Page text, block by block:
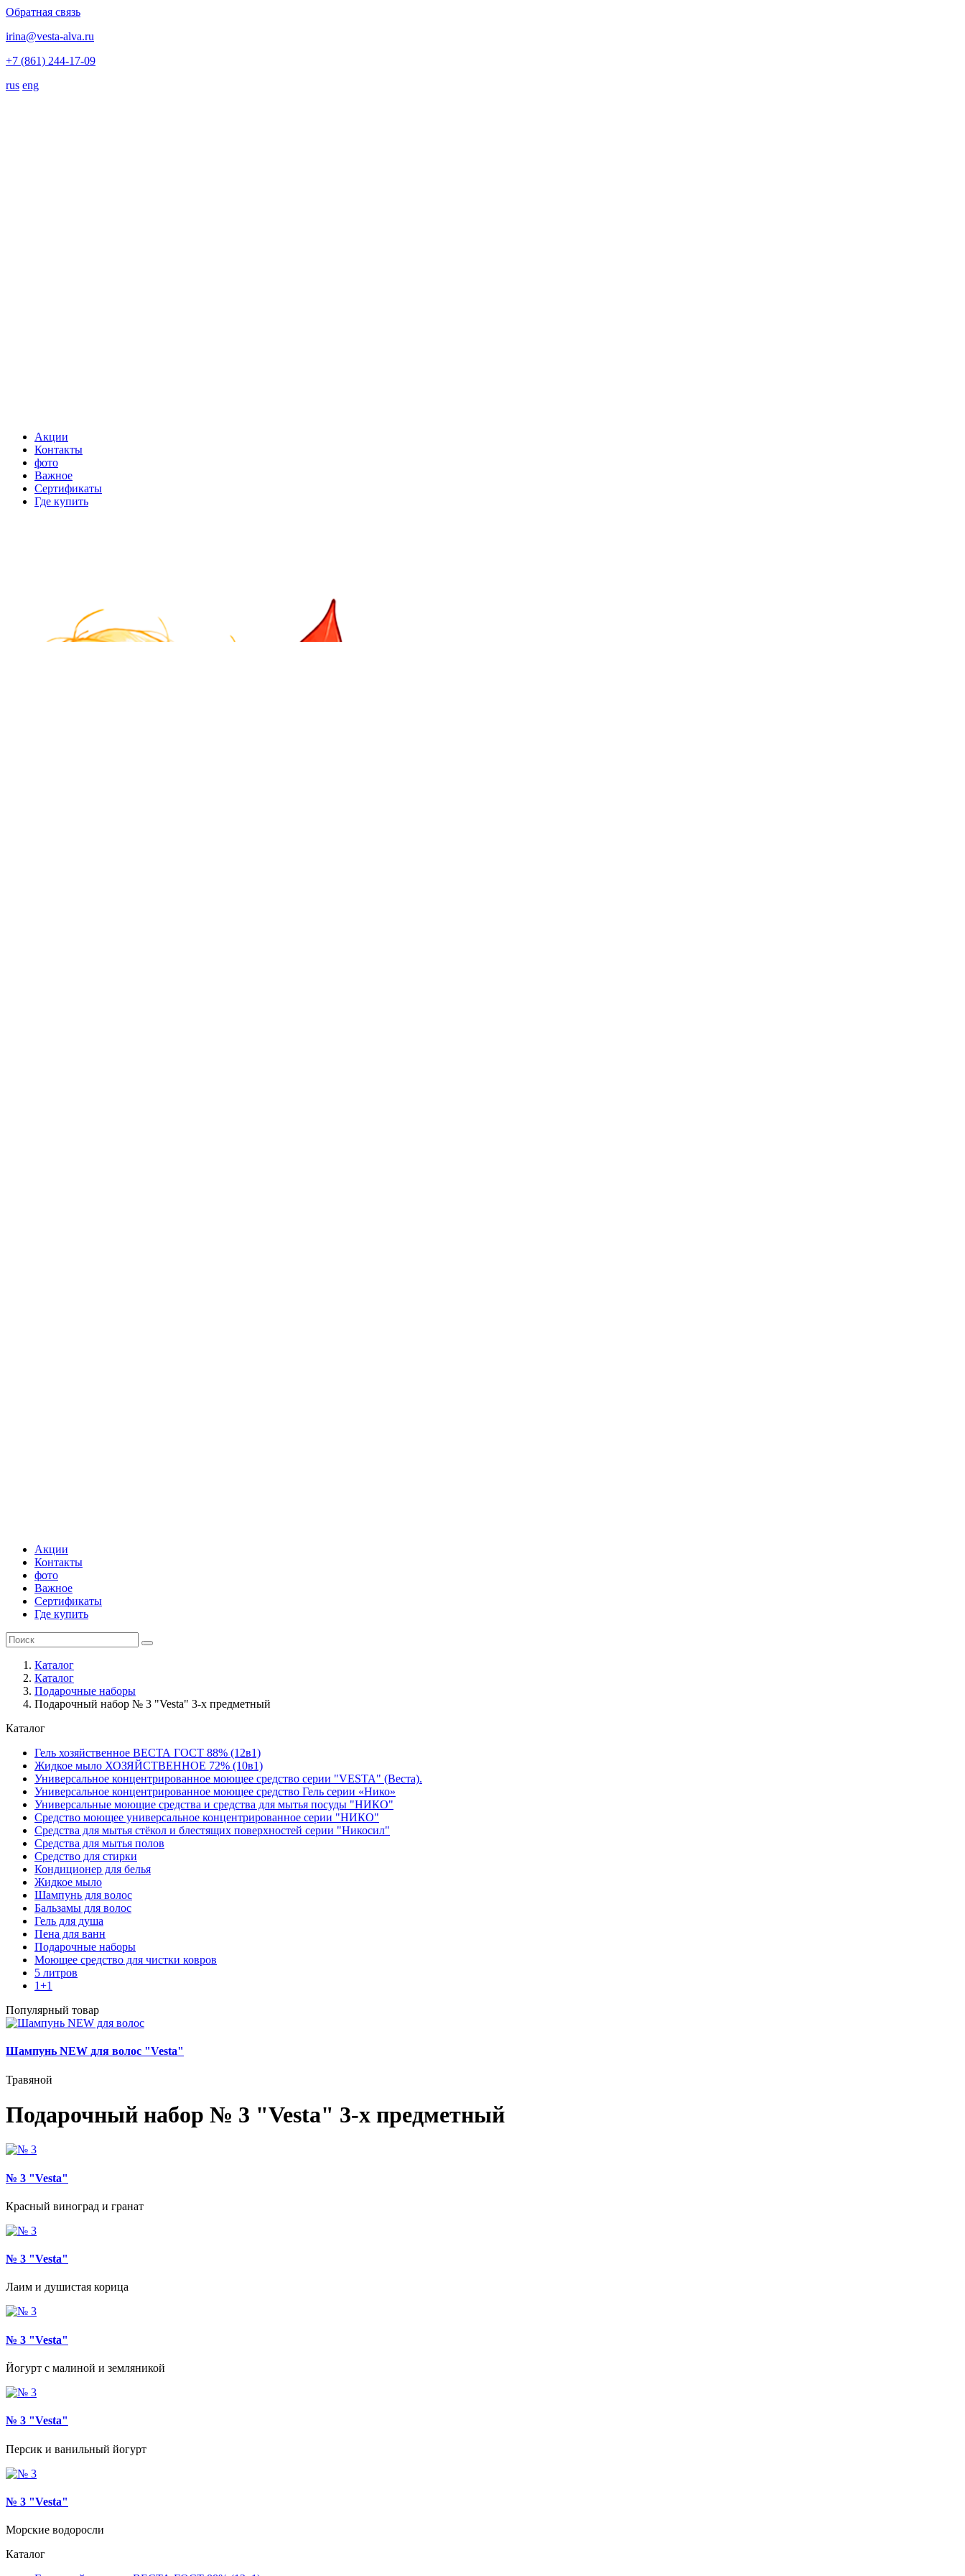
Обратная связь
irina@vesta-alva.ru
+7 (861) 244-17-09
rus eng
Акции
Контакты
фото
Важное
Сертификаты
Где купить
Акции
Контакты
фото
Важное
Сертификаты
Где купить
Каталог
Каталог
Подарочные наборы
Подарочный набор № 3 "Vesta" 3-х предметный
Каталог
Гель хозяйственное ВЕСТА ГОСТ 88% (12в1)
Жидкое мыло ХОЗЯЙСТВЕННОЕ 72% (10в1)
Универсальное концентрированное моющее средство серии "VESTA" (Веста).
Универсальное концентрированное моющее средство Гель серии «Нико»
Универсальные моющие средства и средства для мытья посуды "НИКО"
Средство моющее универсальное концентрированное серии "НИКО"
Средства для мытья стёкол и блестящих поверхностей серии "Никосил"
Средства для мытья полов
Средство для стирки
Кондиционер для белья
Жидкое мыло
Шампунь для волос
Бальзамы для волос
Гель для душа
Пена для ванн
Подарочные наборы
Моющее средство для чистки ковров
5 литров
1+1
Популярный товар
Шампунь NEW для волос "Vesta"
Травяной
Подарочный набор № 3 "Vesta" 3-х предметный
№ 3 "Vesta"
Красный виноград и гранат
№ 3 "Vesta"
Лаим и душистая корица
№ 3 "Vesta"
Йогурт с малиной и земляникой
№ 3 "Vesta"
Персик и ванильный йогурт
№ 3 "Vesta"
Морские водоросли
Каталог